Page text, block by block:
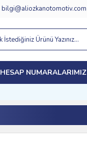
bilgi@aliozkanotomotiv.com
HESAP NUMARALARIMIZ